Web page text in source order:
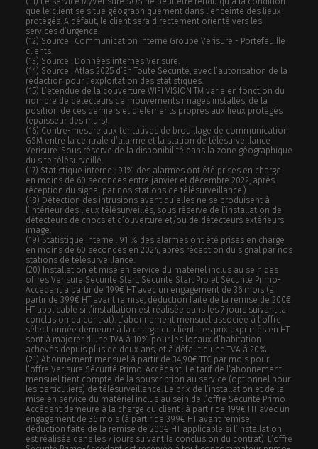
que le client se situe géographiquement dans l’enceinte des lieux
protégés. A défaut, le client sera directement orienté vers les
services d’urgence.
(12) Source : Communication interne Groupe Verisure - Portefeuille
clients.
(13) Source : Données internes Verisure.
(14) Source : Atlas 2025 d’En Toute Sécurité, avec l’autorisation de la
rédaction pour l’exploitation des statistiques.
(15) L’étendue de la couverture WIFI VISION TM varie en fonction du
nombre de détecteurs de mouvements images installés, de la
position de ces derniers et d’éléments propres aux lieux protégés
(épaisseur des murs).
(16) Contre-mesure aux tentatives de brouillage de communication
GSM entre la centrale d’alarme et la station de télésurveillance
Verisure. Sous réserve de la disponibilité dans la zone géographique
du site télésurveillé.
(17) Statistique interne : 91% des alarmes ont été prises en charge
en moins de 60 secondes entre janvier et décembre 2022, après
réception du signal par nos stations de télésurveillance.)
(18) Détection des intrusions avant qu’elles ne se produisent à
l’intérieur des lieux télésurveillés, sous réserve de l’installation de
détecteurs de chocs et d’ouverture et/ou de détecteurs extérieurs
image.
(19) Statistique interne : 91 % des alarmes ont été prises en charge
en moins de 60 secondes en 2024, après réception du signal par nos
stations de télésurveillance.
(20) Installation et mise en service du matériel inclus au sein des
offres Verisure Sécurité Start, Sécurité Start Pro et Sécurité Primo-
Accédant à partir de 199€ HT avec un engagement de 36 mois (à
partir de 399€ HT avant remise, déduction faite de la remise de 200€
HT applicable si l’installation est réalisée dans les 7 jours suivant la
conclusion du contrat). L’abonnement mensuel associée à l’offre
sélectionnée demeure à la charge du client. Les prix exprimés en HT
sont à majorer d’une TVA à 10% pour les locaux d’habitation
achevés depuis plus de deux ans, et à défaut d’une TVA à 20%.
(21) Abonnement mensuel à partir de 34,90€ TTC par mois pour
l’offre Verisure Sécurité Primo-Accédant. Le tarif de l’abonnement
mensuel tient compte de la souscription au service (optionnel pour
les particuliers) de télésurveillance. Le prix de l’installation et de la
mise en service du matériel inclus au sein de l’offre Sécurité Primo-
Accédant demeure à la charge du client : à partir de 199€ HT avec un
engagement de 36 mois (à partir de 399€ HT avant remise,
déduction faite de la remise de 200€ HT applicable si l’installation
est réalisée dans les 7 jours suivant la conclusion du contrat). L’offre